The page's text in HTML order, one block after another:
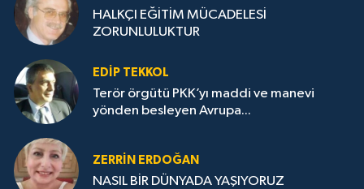
HALKÇI EĞİTİM MÜCADELESİ
ZORUNLULUKTUR
EDIP TEKKOL
Terör örgütü PKK’yı maddi ve manevi
yönden besleyen Avrupa...
ZERRIN ERDOĞAN
NASIL BİR DÜNYADA YAŞIYORUZ